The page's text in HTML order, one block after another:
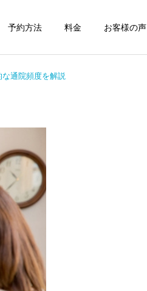
予約方法 料金 お客様の声
通院頻度を解説